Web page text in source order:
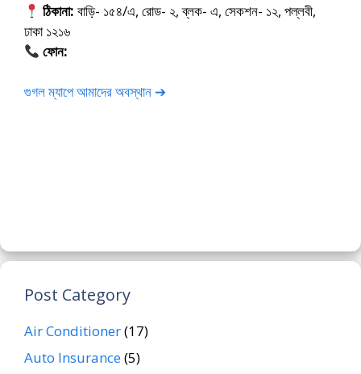
ঠিকানা: বাড়ি- ১৫৪/এ, রোড- ২, ব্লক- এ, সেকশন- ১২, পল্লবী,
ঢাকা ১২১৬
ফোন:
গুগল ম্যাপে আমাদের অবস্থান ➔
Post Category
Air Conditioner(17)
Auto Insurance(5)